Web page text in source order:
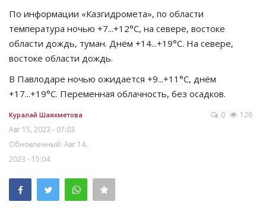
Язык
Қазақша Русский
По информации «Казгидромета», по области
температура ночью +7...+12°C, на севере, востоке
области дождь, туман. Днём +14...+19°C. На севере,
востоке области дождь.
В Павлодаре ночью ожидается +9...+11°C, днём
+17...+19°C. Переменная облачность, без осадков.
Куралай Шаяхметова
Авг 15, 2023 - 07:03
Обновленный: Авг 14,
2023 - 15:04
0 126